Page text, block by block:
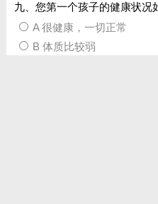
九、您第一个孩子的健康状况
A 很健康，一切正常
B 体质比较弱